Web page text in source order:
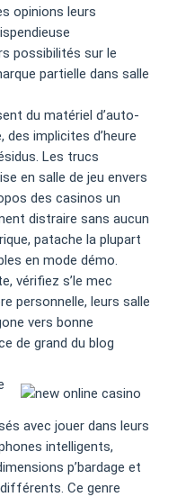
opinions leurs
possibilités sur le
partielle dans salle
du matériel d’auto-
implicites d’heure
Les trucs
en salle de jeu envers
des casinos un
distraire sans aucun
patache la plupart
en mode démo.
vérifiez s’le mec
personnelle, leurs salle
vers bonne
de grand du blog
avec jouer dans leurs
intelligents,
p’bardage et
Ce genre